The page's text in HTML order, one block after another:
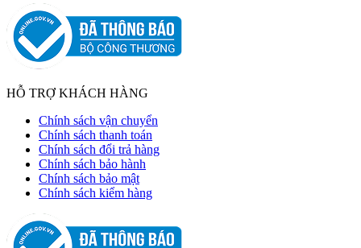
HỖ TRỢ KHÁCH HÀNG
Chính sách vận chuyển
Chính sách thanh toán
Chính sách đổi trả hàng
Chính sách bảo hành
Chính sách bảo mật
Chính sách kiểm hàng